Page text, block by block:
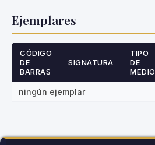
Ejemplares
CÓDIGO
DE
BARRAS
SIGNATURA
TIPO
DE
MEDIO
ningún ejemplar